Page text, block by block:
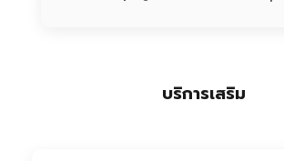
บริการเสริม